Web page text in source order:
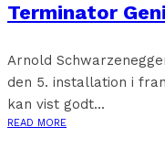
Terminator
Arnold
den 5. installation i
kan vist godt...
READ MORE